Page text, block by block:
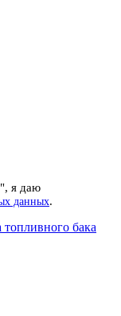
я даю
данных.
топливного бака